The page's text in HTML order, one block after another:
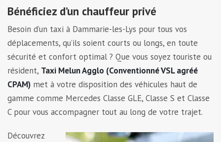
Bénéficiez d’un chauffeur privé
Besoin d’un taxi à Dammarie-les-Lys pour tous vos
déplacements, qu’ils soient courts ou longs, en toute
sécurité et confort optimal ? Que vous soyez touriste ou
résident, Taxi Melun Agglo (Conventionné VSL agréé
CPAM) met à votre disposition des véhicules haut de
gamme comme Mercedes Classe GLE, Classe S et Classe
C pour vous accompagner tout au long de votre trajet.
Découvrez